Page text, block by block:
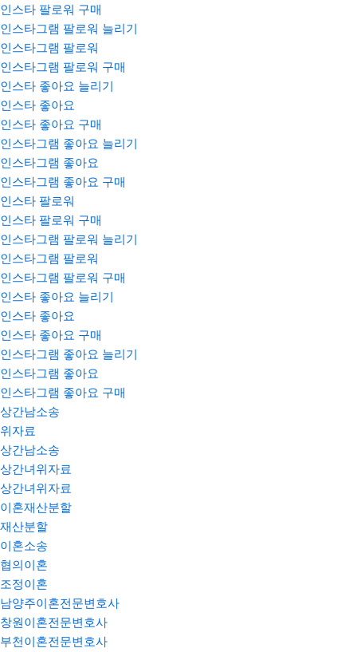
인스타 팔로워 구매
인스타그램 팔로워 늘리기
인스타그램 팔로워
인스타그램 팔로워 구매
인스타 좋아요 늘리기
인스타 좋아요
인스타 좋아요 구매
인스타그램 좋아요 늘리기
인스타그램 좋아요
인스타그램 좋아요 구매
인스타 팔로워
인스타 팔로워 구매
인스타그램 팔로워 늘리기
인스타그램 팔로워
인스타그램 팔로워 구매
인스타 좋아요 늘리기
인스타 좋아요
인스타 좋아요 구매
인스타그램 좋아요 늘리기
인스타그램 좋아요
인스타그램 좋아요 구매
상간남소송
위자료
상간남소송
상간녀위자료
상간녀위자료
이혼재산분할
재산분할
이혼소송
협의이혼
조정이혼
남양주이혼전문변호사
창원이혼전문변호사
부천이혼전문변호사